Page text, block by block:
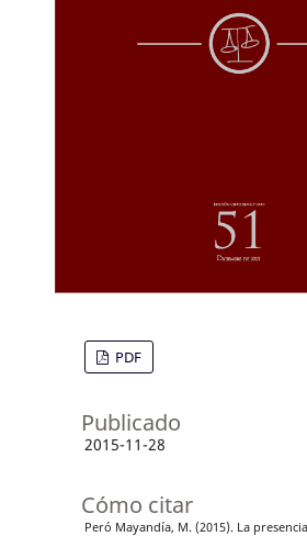
PDF
Publicado
2015-11-28
Cómo citar
Peró Mayandía, M. (2015). La